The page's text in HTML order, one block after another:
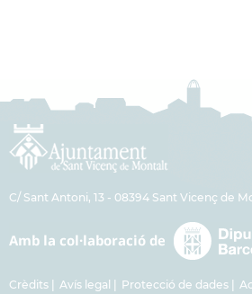
C/ Sant Antoni, 13 - 08394 Sant Vicenç de
Crèdits Avís legal Protecció de dades